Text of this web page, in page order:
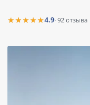
★★★★★4.9·92отзыва